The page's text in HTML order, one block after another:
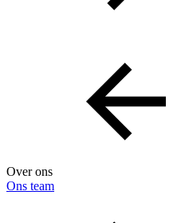
Over ons
Ons team